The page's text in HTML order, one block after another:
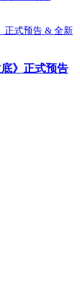
》正式预告